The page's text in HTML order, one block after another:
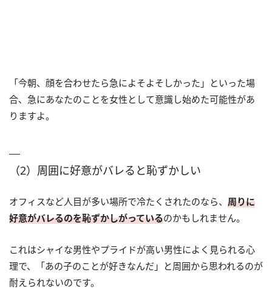
「今朝、顔を合わせたら急によそよそしかった」といった場
合、急にあなたのことを女性として意識し始めた可能性があ
りますよ。
（2）周囲に好意がバレると恥ずかしい
オフィスなど人目が多い場所で冷たくされたのなら、 周りに
好意がバレるのを恥ずかしがっているのかもしれません。
これはシャイな男性やプライドが高い男性によく見られる心
理で、「あの子のことが好きなんだ」と周囲から思われるのが
耐えられないのです。